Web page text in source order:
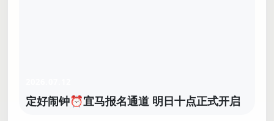
定好闹钟⏰宜马报名通道 明日十点正式开启